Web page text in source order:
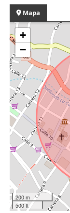
Mapa
+
−
200 m
500 ft